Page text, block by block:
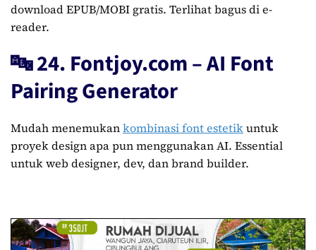
download EPUB/MOBI gratis. Terlihat bagus di e-
reader.
🔤 24. Fontjoy.com – AI Font
Pairing Generator
Mudah menemukankombinasi font estetikuntuk
proyek design apa pun menggunakan AI. Essential
untuk web designer, dev, dan brand builder.